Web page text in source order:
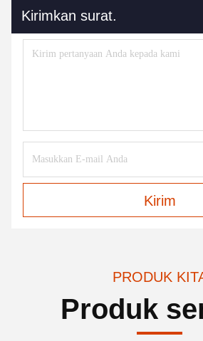
Kirimkan surat.
Kirim
PRODUK
Produk